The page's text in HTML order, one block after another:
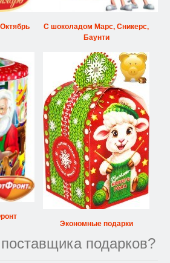
С шоколадом Марс, Сникерс,
Баунти
Экономные подарки
подарков?